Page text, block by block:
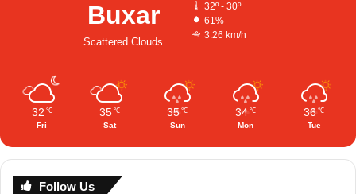
Buxar
Scattered Clouds
32º - 30º
61%
3.26 km/h
32 ℃
Fri
35 ℃
Sat
35 ℃
Sun
34 ℃
Mon
36 ℃
Tue
Follow Us